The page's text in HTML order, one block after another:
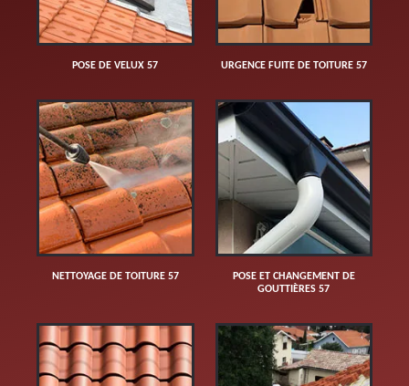
POSE DE VELUX 57 URGENCE FUITE DE TOITURE 57
NETTOYAGE DE TOITURE 57
POSE ET CHANGEMENT DE
GOUTTIÈRES 57